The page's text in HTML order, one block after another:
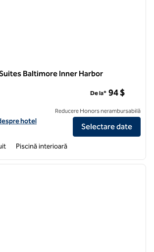
Suites Baltimore Inner Harbor
hotelului Hampton Inn & Suites Baltimore Inner
hotel
De la* 94 $
Reducere Honors nerambursabilă
Selectare date
Piscină interioară